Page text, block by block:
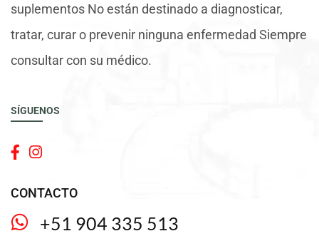
suplementos No están destinado a diagnosticar,
tratar, curar o prevenir ninguna enfermedad Siempre
consultar con su médico.
SÍGUENOS
CONTACTO
+51 904 335 513